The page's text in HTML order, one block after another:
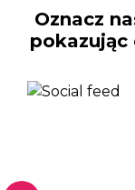
Oznacz
pokazując